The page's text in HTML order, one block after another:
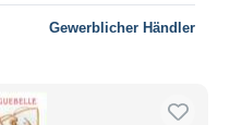
Gewerblicher Händler